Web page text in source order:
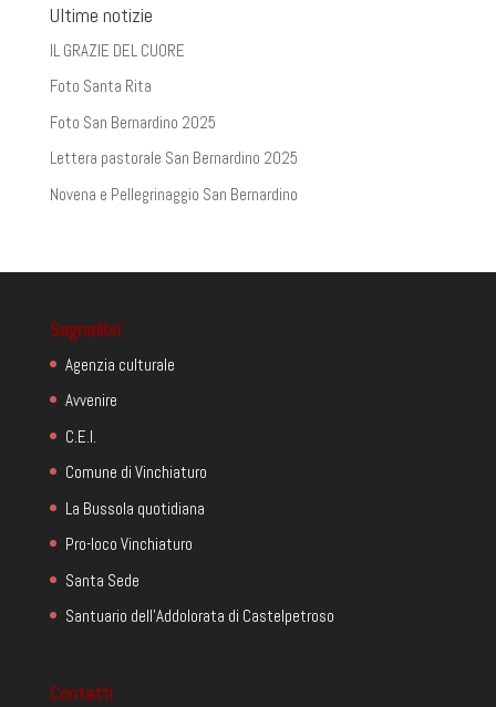
Ultime notizie
IL GRAZIE DEL CUORE
Foto Santa Rita
Foto San Bernardino 2025
Lettera pastorale San Bernardino 2025
Novena e Pellegrinaggio San Bernardino
Segnalibri
Agenzia culturale
Avvenire
C.E.I.
Comune di Vinchiaturo
La Bussola quotidiana
Pro-loco Vinchiaturo
Santa Sede
Santuario dell'Addolorata di Castelpetroso
Contatti